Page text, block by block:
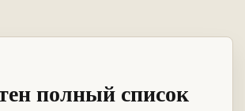
полный список